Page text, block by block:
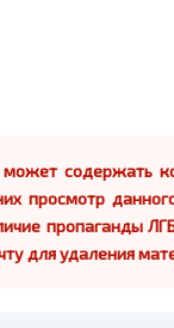
содержать
просмотр
пропаганды
для удаления